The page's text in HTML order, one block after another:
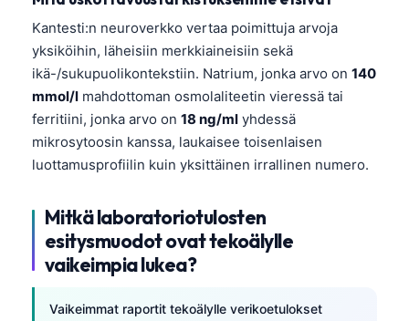
Kantesti:n neuroverkko vertaa poimittuja arvoja
yksiköihin, läheisiin merkkiaineisiin sekä
ikä-/sukupuolikontekstiin. Natrium, jonka arvo on 140
mmol/l mahdottoman osmolaliteetin vieressä tai
ferritiini, jonka arvo on 18 ng/ml yhdessä
mikrosytoosin kanssa, laukaisee toisenlaisen
luottamusprofiilin kuin yksittäinen irrallinen numero.
Mitkä laboratoriotulosten
esitysmuodot ovat tekoälylle
vaikeimpia lukea?
Vaikeimmat raportit tekoälylle verikoetulokset
Occitan
العربية المغربية
Afrikaans
Монгол
Basa Jawa
Cebuano
ئۇيغۇرچە
Кыргызча
Татар теле
Беларуская мова